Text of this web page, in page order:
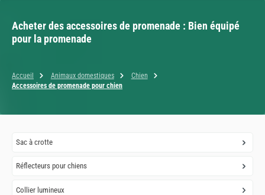
Acheter des accessoires de promenade : Bien équipé
pour la promenade
Accueil Animaux domestiques
Chien
Accessoires de promenade pour chien
Sac à crotte
Réflecteurs pour chiens
Collier lumineux